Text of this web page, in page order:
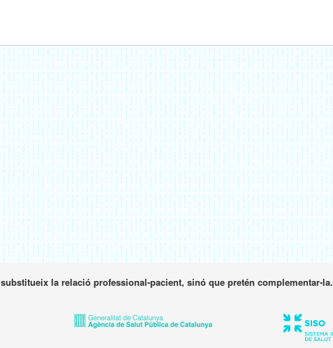
la relació professional-pacient, sinó que pretén complementar-la.